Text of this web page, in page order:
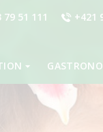
79 51 111 +421